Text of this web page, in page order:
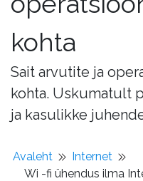
kohta
Sait arvutite ja
kohta. Uskumatult
ja kasulikke
Avaleht
Internet
Wi -fi ühendus ilma